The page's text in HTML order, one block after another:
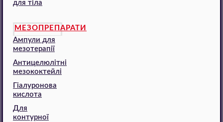
для тіла
МЕЗОПРЕПАРАТИ
Ампули для
мезотерапії
Антицелюлітні
мезококтейлі
Гіалуронова
кислота
Для
контурної